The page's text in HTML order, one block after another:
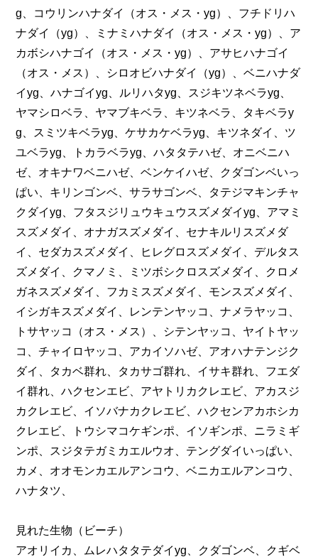
g、コウリンハナダイ（オス・メス・yg）、フチドリハ
ナダイ（yg）、ミナミハナダイ（オス・メス・yg）、ア
カボシハナゴイ（オス・メス・yg）、アサヒハナゴイ
（オス・メス）、シロオビハナダイ（yg）、ベニハナダ
イyg、ハナゴイyg、ルリハタyg、スジキツネベラyg、
ヤマシロベラ、ヤマブキベラ、キツネベラ、タキベラy
g、スミツキベラyg、ケサカケベラyg、キツネダイ、ツ
ユベラyg、トカラベラyg、ハタタテハゼ、オニベニハ
ゼ、オキナワベニハゼ、ベンケイハゼ、クダゴンベいっ
ぱい、キリンゴンベ、サラサゴンベ、タテジマキンチャ
クダイyg、フタスジリュウキュウスズメダイyg、アマミ
スズメダイ、オナガスズメダイ、セナキルリスズメダ
イ、セダカスズメダイ、ヒレグロスズメダイ、デルタス
ズメダイ、クマノミ、ミツボシクロスズメダイ、クロメ
ガネスズメダイ、フカミスズメダイ、モンスズメダイ、
イシガキスズメダイ、レンテンヤッコ、ナメラヤッコ、
トサヤッコ（オス・メス）、シテンヤッコ、ヤイトヤッ
コ、チャイロヤッコ、アカイソハゼ、アオハナテンジク
ダイ、タカベ群れ、タカサゴ群れ、イサキ群れ、フエダ
イ群れ、ハクセンエビ、アヤトリカクレエビ、アカスジ
カクレエビ、イソバナカクレエビ、ハクセンアカホシカ
クレエビ、トウシマコケギンポ、イソギンポ、ニラミギ
ンポ、スジタテガミカエルウオ、テングダイいっぱい、
カメ、オオモンカエルアンコウ、ベニカエルアンコウ、
ハナタツ、
見れた生物（ビーチ）
アオリイカ、ムレハタタテダイyg、クダゴンベ、クギベ